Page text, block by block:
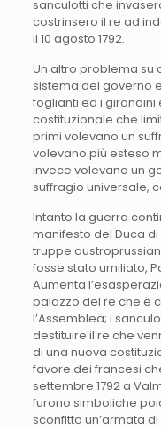
sanculotti che
costrinsero il re ad
il 10 agosto 1792.
Un altro problema su
sistema del governo
foglianti ed i
costituzionale che
primi volevano un
volevano più esteso
invece volevano un
suffragio universale,
Intanto la guerra
manifesto del Duca
truppe
fosse stato umiliato,
Aumenta
palazzo del re che è
l’Assemblea; i
destituire il re che
di una nuova
favore dei francesi
settembre 1792 a
furono simboliche
sconfitto un’armata